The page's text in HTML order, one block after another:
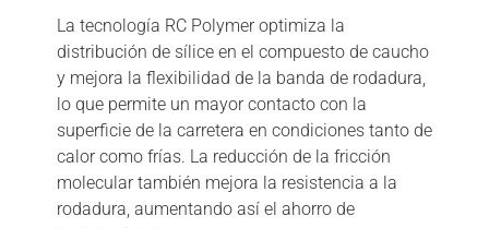
La tecnología RC Polymer optimiza la
distribución de sílice en el compuesto de caucho
y mejora la flexibilidad de la banda de rodadura,
lo que permite un mayor contacto con la
superficie de la carretera en condiciones tanto de
calor como frías. La reducción de la fricción
molecular también mejora la resistencia a la
rodadura, aumentando así el ahorro de